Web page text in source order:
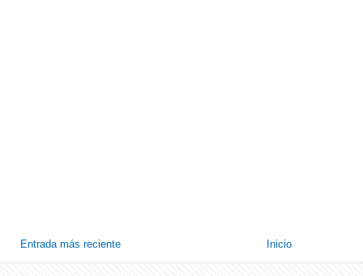
Entrada más reciente Inicio